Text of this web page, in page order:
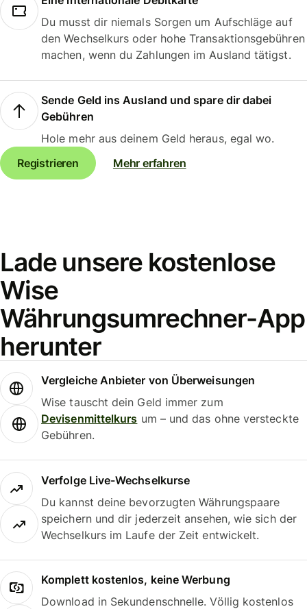
Du musst dir niemals Sorgen um Aufschläge auf
den Wechselkurs oder hohe Transaktionsgebühren
machen, wenn du Zahlungen im Ausland tätigst.
Sende Geld ins Ausland und spare dir dabei
Gebühren
Hole mehr aus deinem Geld heraus, egal wo.
Registrieren
Mehr erfahren
Lade unsere kostenlose
Wise
Währungsumrechner-App
herunter
Vergleiche Anbieter von Überweisungen
Wise tauscht dein Geld immer zum
Devisenmittelkurs um – und das ohne versteckte
Gebühren.
Verfolge Live-Wechselkurse
Du kannst deine bevorzugten Währungspaare
speichern und dir jederzeit ansehen, wie sich der
Wechselkurs im Laufe der Zeit entwickelt.
Komplett kostenlos, keine Werbung
Download in Sekundenschnelle. Völlig kostenlos